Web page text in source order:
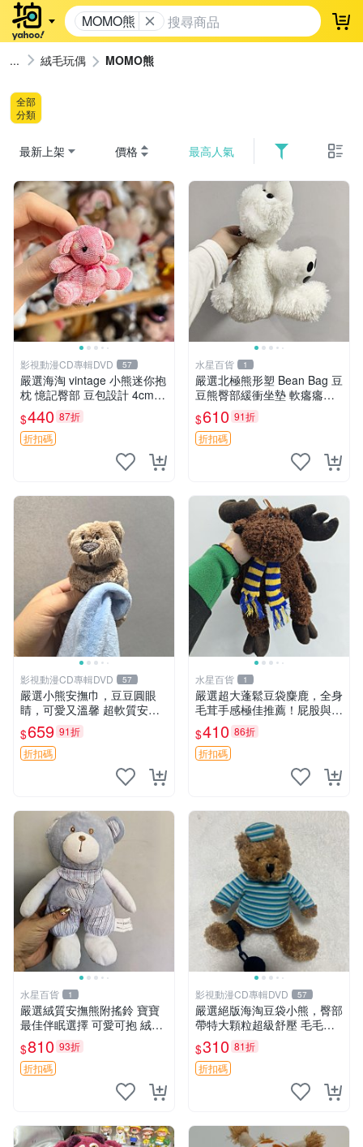
MOMO熊 登
絨毛玩偶 MOMO熊
全部
分類
最新上架 價格 最高人氣
影視動漫CD專輯DVD 57
嚴選海淘 vintage 小熊迷你抱
枕 憶記臀部 豆包設計 4cm
高 推薦收藏 迷你豆包小熊、
高臀部、豆袋抱枕
$440 87折
折扣碼
水星百貨 1
嚴選北極熊形塑 Bean Bag 豆
豆熊臀部緩衝坐墊 軟癟癟舒
壓設計 保暖又實用 適合久坐
放松 推薦居家使用 RUSS系
列 豆豆熊屁屁坐墊 3D顆粒結
$610 91折
折扣碼
影視動漫CD專輯DVD 57
嚴選小熊安撫巾，豆豆圓眼
睛，可愛又溫馨 超軟質安撫
巾，豆豆設計，哄睡好幫手
約克豆豆眼安撫巾 數碼豆豆
眼
$659 91折
折扣碼
水星百貨 1
嚴選超大蓬鬆豆袋麋鹿，全身
毛茸手感極佳推薦！屁股與四
肢填充均勻，適合收藏與孩童
共賞。 麋鹿 豆袋 毛茸玩具
$410 86折
折扣碼
水星百貨 1
嚴選絨質安撫熊附搖鈴 寶寶
最佳伴眠選擇 可愛可抱 絨毛
玩具 安撫熊 嬰兒用
$810 93折
折扣碼
影視動漫CD專輯DVD 57
嚴選絕版海淘豆袋小熊，臀部
帶特大顆粒超級舒壓 毛毛摸
起來格外順滑適合收藏 100%
棉質 豆袋枕 豆袋、抱枕、小
熊
$310 81折
折扣碼